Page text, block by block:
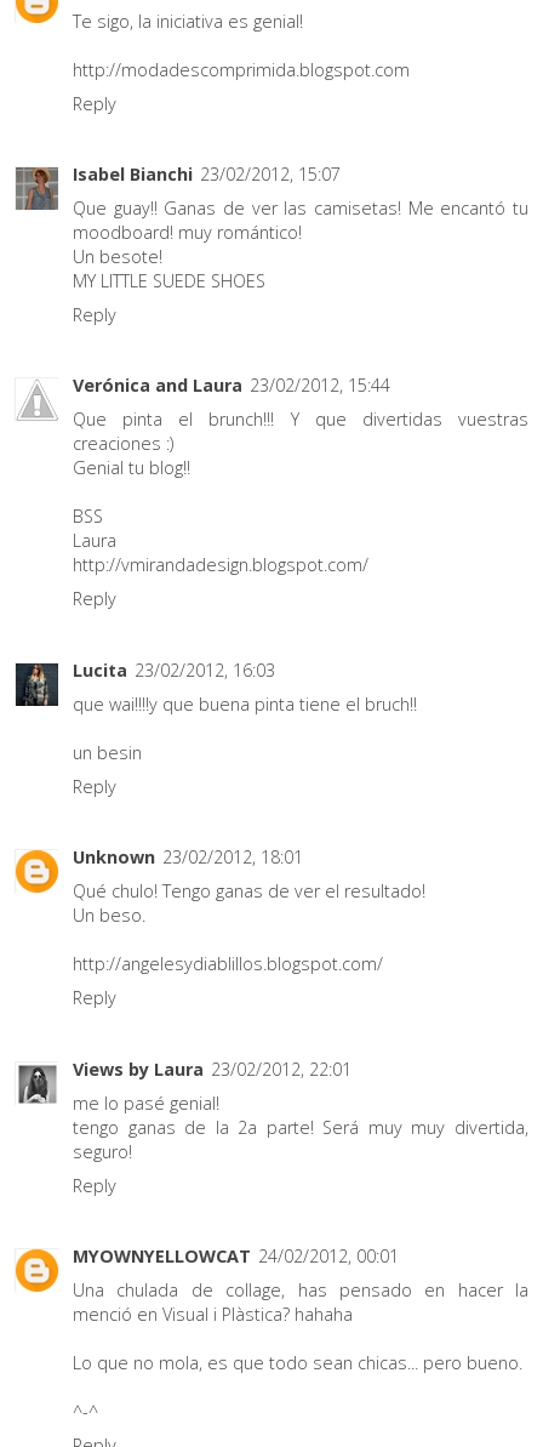
Te sigo, la iniciativa es genial!
http://modadescomprimida.blogspot.com
Reply
Isabel Bianchi 23/02/2012, 15:07
Que guay!! Ganas de ver las camisetas! Me encantó tu
moodboard! muy romántico!
Un besote!
MY LITTLE SUEDE SHOES
Reply
Verónica and Laura 23/02/2012, 15:44
Que pinta el brunch!!! Y que divertidas vuestras
creaciones :)
Genial tu blog!!
BSS
Laura
http://vmirandadesign.blogspot.com/
Reply
Lucita 23/02/2012, 16:03
que wai!!!!y que buena pinta tiene el bruch!!
un besin
Reply
Unknown 23/02/2012, 18:01
Qué chulo! Tengo ganas de ver el resultado!
Un beso.
http://angelesydiablillos.blogspot.com/
Reply
Views by Laura 23/02/2012, 22:01
me lo pasé genial!
tengo ganas de la 2a parte! Será muy muy divertida,
seguro!
Reply
MYOWNYELLOWCAT 24/02/2012, 00:01
Una chulada de collage, has pensado en hacer la
menció en Visual i Plàstica? hahaha
Lo que no mola, es que todo sean chicas... pero bueno.
^-^